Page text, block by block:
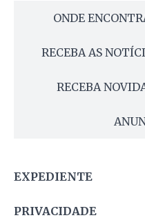
ONDE
RECEBA AS
RECEBA
EXPEDIENTE
PRIVACIDADE